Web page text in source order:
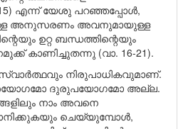
എന്ന് യേശു പറഞ്ഞപ്പോൾ,
അനുസരണം അവനുമായുള്ള
ഉറ്റ ബന്ധത്തിന്റെയും
കാണിച്ചുതന്നു (വാ. 16-21).
നിരുപാധികവുമാണ്.
ദുരുപയോഗമോ അല്ല.
നാം അവനെ
ചെയ്യുമ്പോൾ,